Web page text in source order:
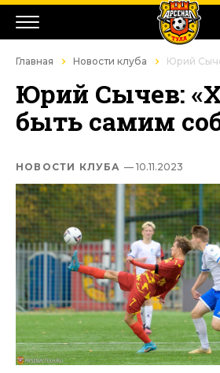
Главная Новости клуба Юрий
Юрий Сычев:
быть самим
НОВОСТИ КЛУБА — 10.11.2023